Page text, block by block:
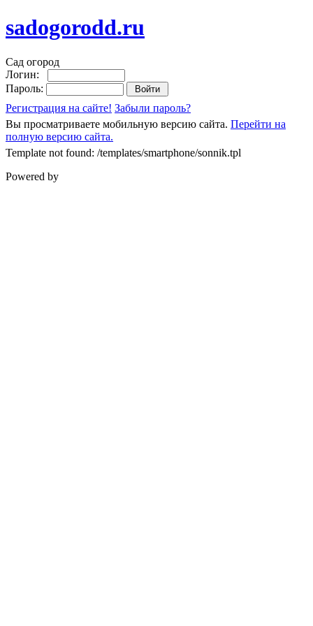
sadogorodd.ru
Сад огород
Логин:
Пароль:
Регистрация на сайте! Забыли пароль?
Вы просматриваете мобильную версию сайта. Перейти на
полную версию сайта.
Template not found: /templates/smartphone/sonnik.tpl
Powered by